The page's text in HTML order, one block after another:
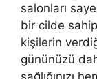
salonları
bir cilde
kişilerin
gününüzü
sağlığınızı